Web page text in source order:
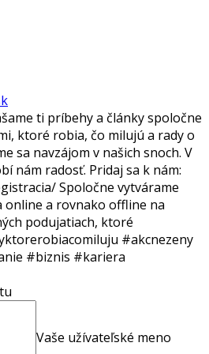
ti príbehy a články spoločne
ktoré robia, čo milujú a rady o
sa navzájom v našich snoch. V
nám radosť. Pridaj sa k nám:
Spoločne vytvárame
online a rovnako offline na
podujatiach, ktoré
#akcnezeny
#biznis #kariera
Vaše užívateľské meno